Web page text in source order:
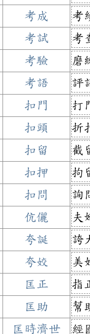
考成
考
考試
考
考驗
磨
考語
評
扣門
打
扣頭
折
扣留
截
扣押
拘
扣問
詢
伉儷
夫
夸誕
誇
夸姣
美
匡正
指
匡助
幫
匡時濟世 經